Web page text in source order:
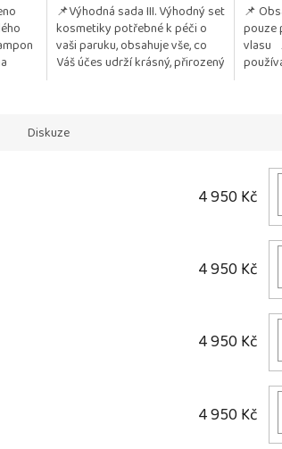
z
5
hvězdiček.
📌Výhodná sada III. Výhodný set
kosmetiky potřebné k péči o
vaši paruku, obsahuje vše, co
Váš účes udrží krásný, přirozený
z
5
📌
pouze
vlasu
Diskuze
4 950 Kč
4 950 Kč
4 950 Kč
4 950 Kč